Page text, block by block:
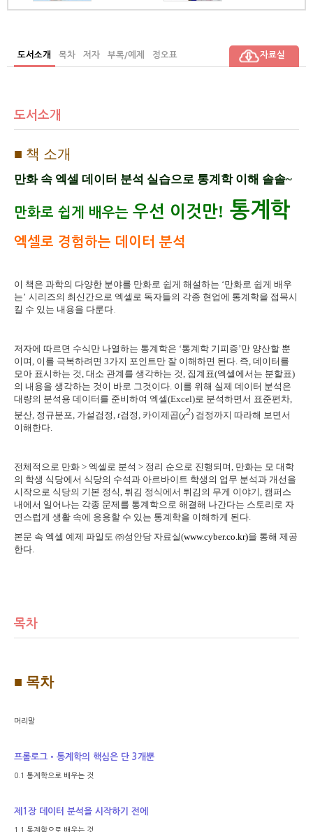
도서소개 목차 저자 부록/예제 정오표 자료실
도서소개
■ 책 소개
만화 속 엑셀 데이터 분석 실습으로 통계학 이해 솔솔~
만화로 쉽게 배우는 우선 이것만! 통계학
엑셀로 경험하는 데이터 분석
이 책은 과학의 다양한 분야를 만화로 쉽게 해설하는 ‘만화로 쉽게 배우
는’ 시리즈의 최신간으로 엑셀로 독자들의 각종 현업에 통계학을 접목시
킬 수 있는 내용을 다룬다
저자에 따르면 수식만 나열하는 통계학은 ‘통계학 기피증’만 양산할 뿐
이며 이를 극복하려면 3가지 포인트만 잘 이해하면 된다 즉 데이터를
모아 표시하는 것 대소 관계를 생각하는 것 집계표(엑셀에서는 분할표)
의 내용을 생각하는 것이 바로 그것이다 이를 위해 실제 데이터 분석은
대량의 분석용 데이터를 준비하여 엑셀(Excel)로 분석하면서 표준편차
분산 정규분포 가설검정 t검정 카이제곱(χ2) 검정까지 따라해 보면서
이해한다
전체적으로 만화 > 엑셀로 분석 > 정리 순으로 진행되며 만화는 모 대학
의 학생 식당에서 식당의 수석과 아르바이트 학생의 업무 분석과 개선을
시작으로 식당의 기본 정식 튀김 정식에서 튀김의 무게 이야기 캠퍼스
내에서 일어나는 각종 문제를 통계학으로 해결해 나간다는 스토리로 자
연스럽게 생활 속에 응용할 수 있는 통계학을 이해하게 된다
본문 속 엑셀 예제 파일도 ㈜성안당 자료실(www.cyber.co.kr)을 통해 제공
한다
목차
■ 목차
머리말
프롤로그 • 통계학의 핵심은 단 3개뿐
0.1 통계학으로 배우는 것
제 1 장 데이터 분석을 시작하기 전에
1.1 통계학으로 배우는 것